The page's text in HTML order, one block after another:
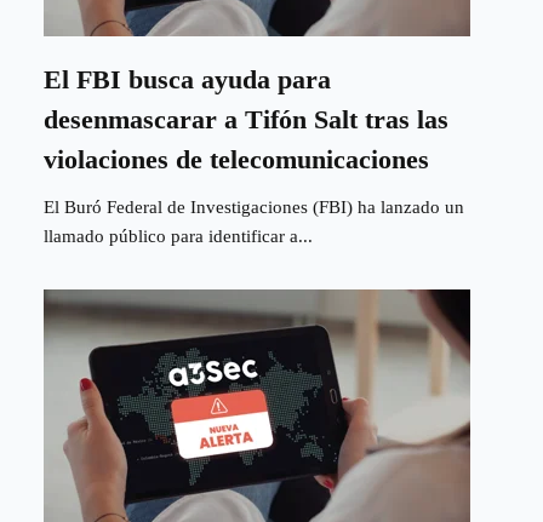
El FBI busca ayuda para
desenmascarar a Tifón Salt tras las
violaciones de telecomunicaciones
El Buró Federal de Investigaciones (FBI) ha lanzado un
llamado público para identificar a...